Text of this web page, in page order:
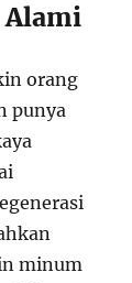
Alami
orang
punya
minum